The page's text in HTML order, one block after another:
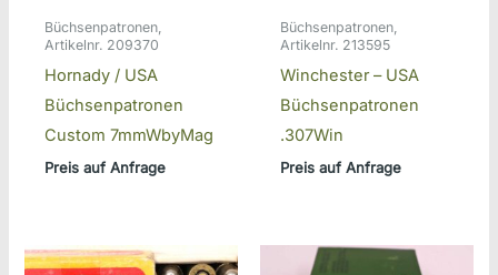
Büchsenpatronen,
Artikelnr. 209370
Hornady / USA
Büchsenpatronen
Custom 7mmWbyMag
Preis auf Anfrage
Büchsenpatronen,
Artikelnr. 213595
Winchester – USA
Büchsenpatronen
.307Win
Preis auf Anfrage